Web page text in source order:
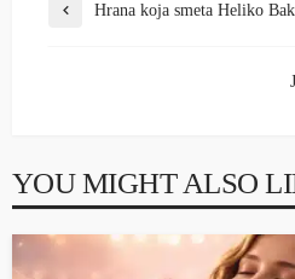
Hrana koja smeta Heliko
YOU MIGHT ALSO